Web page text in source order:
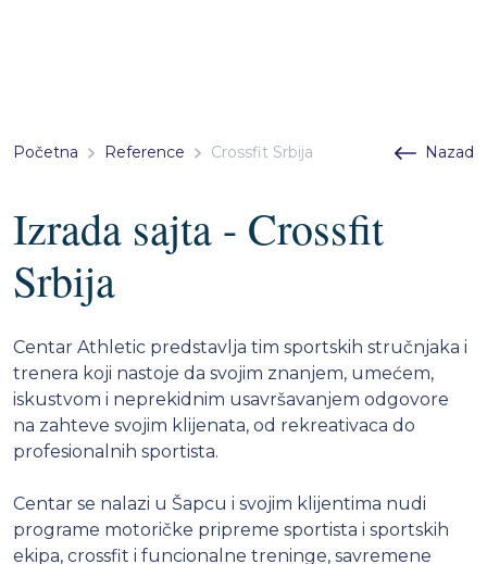
Početna Reference Crossfit Srbija Nazad
Izrada sajta - Crossfit
Srbija
Centar Athletic predstavlja tim sportskih stručnjaka i
trenera koji nastoje da svojim znanjem, umećem,
iskustvom i neprekidnim usavršavanjem odgovore
na zahteve svojim klijenata, od rekreativaca do
profesionalnih sportista.
Centar se nalazi u Šapcu i svojim klijentima nudi
programe motoričke pripreme sportista i sportskih
ekipa, crossfit i funcionalne treninge, savremene